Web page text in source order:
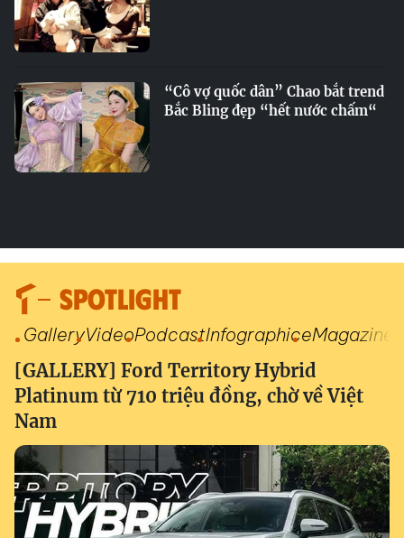
“Cô vợ quốc dân” Chao bắt trend
Bắc Bling đẹp “hết nước chấm“
SPOTLIGHT
GalleryVideoPodcastInfographiceMagazine
[GALLERY] Ford Territory Hybrid
Platinum từ 710 triệu đồng, chờ về Việt
Nam